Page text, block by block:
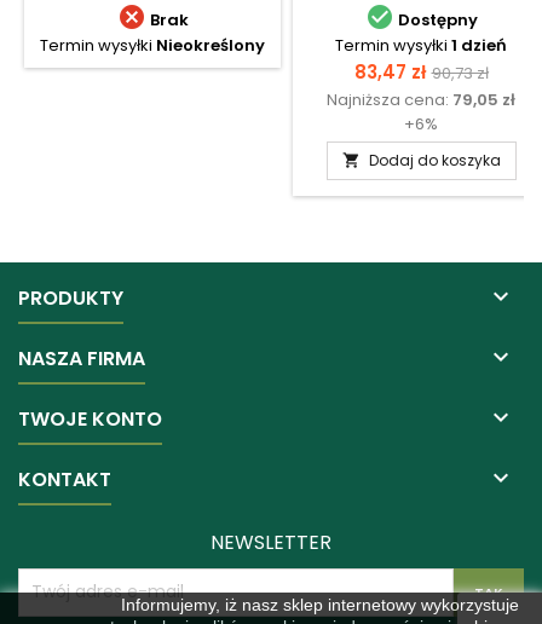
 Brak
Termin wysyłki Nieokreślony
 Dostępny
Termin wysyłki 1 dzień
Cena
83,47 zł Cena
90,73 zł
Najniższa cena: 79,05 zł
+6%
 Dodaj do koszyka
PRODUKTY 
NASZA FIRMA 
TWOJE KONTO 
KONTAKT 
Informujemy, iż nasz sklep internetowy wykorzystuje
NEWSLETTER